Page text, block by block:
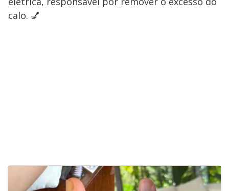
calo. 💅